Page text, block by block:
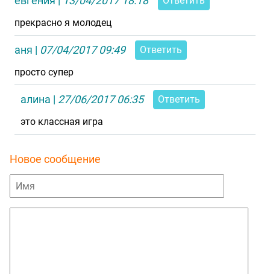
прекрасно я молодец
аня | 07/04/2017 09:49
Ответить
просто супер
алина | 27/06/2017 06:35
Ответить
это классная игра
Новое сообщение